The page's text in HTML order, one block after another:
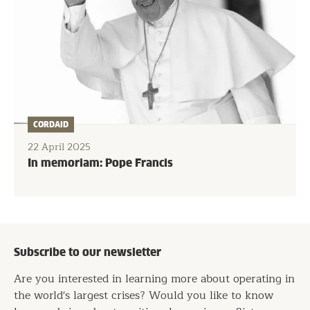
In memoriam: Pope Francis
CORDAID
22 April 2025
Subscribe to our newsletter
Are you interested in learning more about operating in
the world's largest crises? Would you like to know